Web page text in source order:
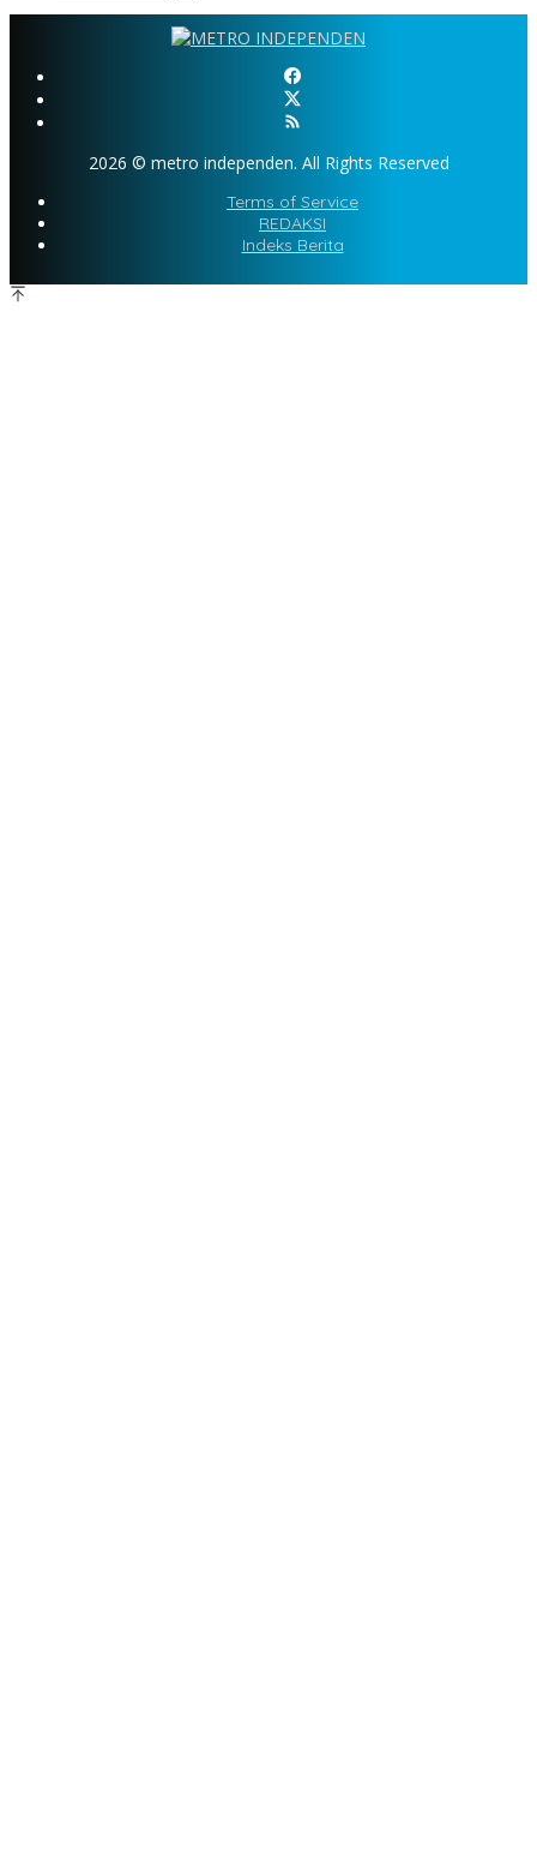
2026 © metro independen. All Rights Reserved
Terms of Service
REDAKSI
Indeks Berita